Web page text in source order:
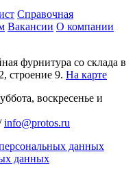
Справочная
Вакансии О компании
фурнитура со склада в
строение 9. На карте
воскресенье и
info@protos.ru
данных
данных